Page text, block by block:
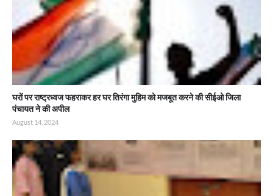
घरों पर राष्ट्रध्वज फहराकर हर घर तिरंगा मुहिम को मजबूत करने की सीईओ जिला
पंचायत ने की अपील
August 14, 2024